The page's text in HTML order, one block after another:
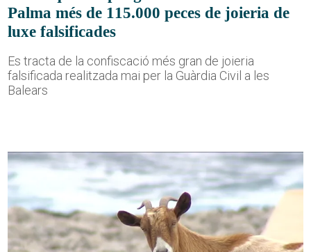
Palma més de 115.000 peces de joieria de
luxe falsificades
Es tracta de la confiscació més gran de joieria
falsificada realitzada mai per la Guàrdia Civil a les
Balears